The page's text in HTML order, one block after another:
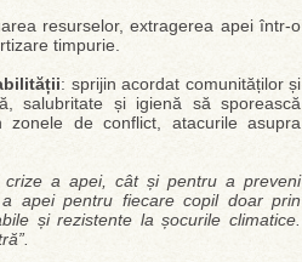
resurselor, extragerea apei într-o
timpurie.
: sprijin acordat comunităților și
salubritate și igienă să sporească
de conflict, atacurile asupra
crize a apei, cât și pentru a preveni
apei pentru fiecare copil doar prin
și rezistente la șocurile climatice.